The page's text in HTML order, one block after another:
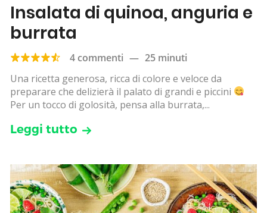
Insalata di quinoa, anguria e
burrata
4 commenti — 25 minuti
Una ricetta generosa, ricca di colore e veloce da
preparare che delizierà il palato di grandi e piccini
Per un tocco di golosità, pensa alla burrata,...
Leggi tutto